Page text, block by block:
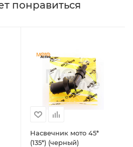
понравиться
Насвечник мото 45*
(135*) (черный)